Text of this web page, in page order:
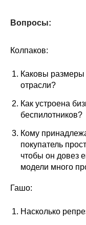
Вопросы:
Колпаков:
Каковы
отрасли?
Как устроена
беспилотников?
Кому
покупатель
чтобы он довез
модели много
Гашо:
Насколько